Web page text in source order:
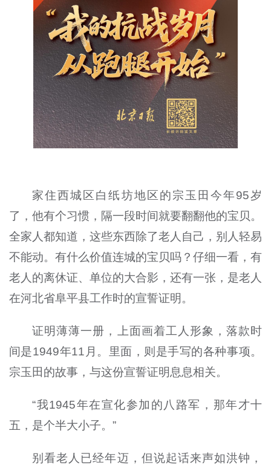
家住西城区白纸坊地区的宗玉田今年95岁
了，他有个习惯，隔一段时间就要翻翻他的宝贝。
全家人都知道，这些东西除了老人自己，别人轻易
不能动。有什么价值连城的宝贝吗？仔细一看，有
老人的离休证、单位的大合影，还有一张，是老人
在河北省阜平县工作时的宣誓证明。
证明薄薄一册，上面画着工人形象，落款时
间是1949年11月。里面，则是手写的各种事项。
宗玉田的故事，与这份宣誓证明息息相关。
“我1945年在宣化参加的八路军，那年才十
五，是个半大小子。”
别看老人已经年迈，但说起话来声如洪钟，